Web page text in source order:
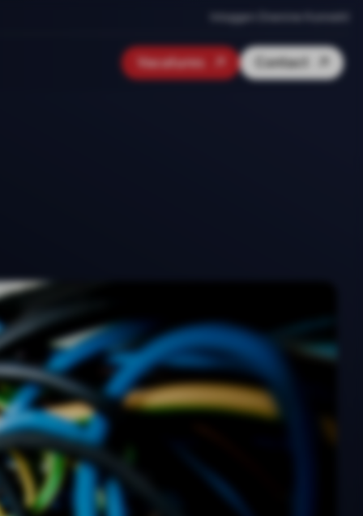
Inloggen Onenine Konnekt
Vacatures Contact